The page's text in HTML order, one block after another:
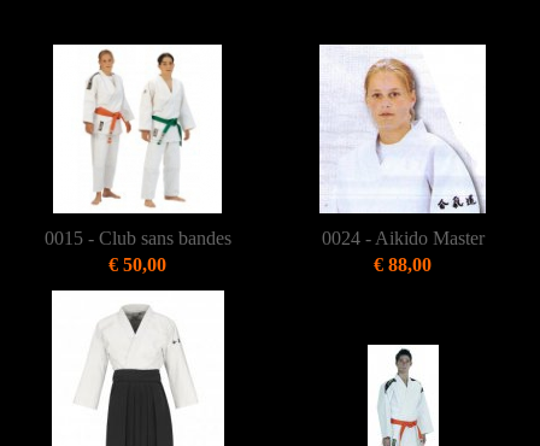
0015 - Club sans bandes
€ 50,00
0024 - Aikido Master
€ 88,00